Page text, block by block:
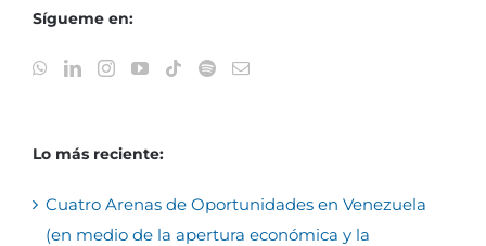
Sígueme en:
Lo más reciente:
Cuatro Arenas de Oportunidades en Venezuela
(en medio de la apertura económica y la